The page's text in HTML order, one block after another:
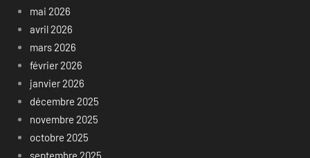
mai 2026
avril 2026
mars 2026
février 2026
janvier 2026
décembre 2025
novembre 2025
octobre 2025
septembre 2025